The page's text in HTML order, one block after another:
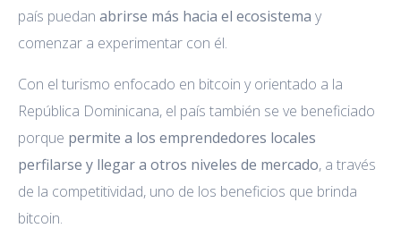
país puedan abrirse más hacia el ecosistema y
comenzar a experimentar con él.
Con el turismo enfocado en bitcoin y orientado a la
República Dominicana, el país también se ve beneficiado
porque permite a los emprendedores locales
perfilarse y llegar a otros niveles de mercado, a través
de la competitividad, uno de los beneficios que brinda
bitcoin.